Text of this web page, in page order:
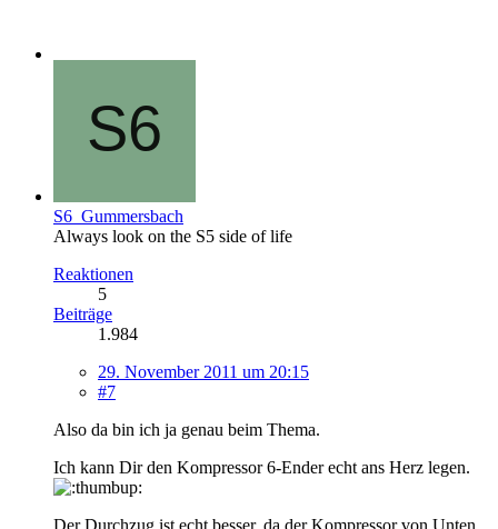
S6_Gummersbach
Always look on the S5 side of life
Reaktionen
5
Beiträge
1.984
29. November 2011 um 20:15
#7
Also da bin ich ja genau beim Thema.
Ich kann Dir den Kompressor 6-Ender echt ans Herz legen.
Der Durchzug ist echt besser, da der Kompressor von Unten